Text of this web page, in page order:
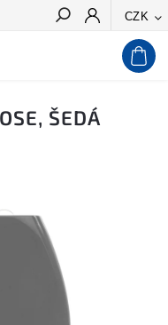
CZK
Hledat
ŠEDÁ